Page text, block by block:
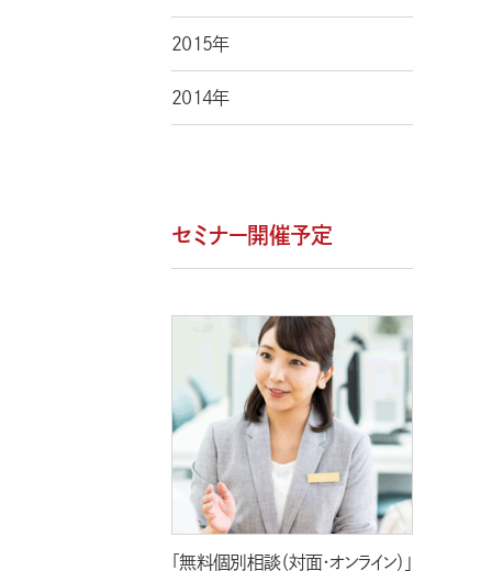
2015年
2014年
セミナー開催予定
「無料個別相談（対面・オンライン）」